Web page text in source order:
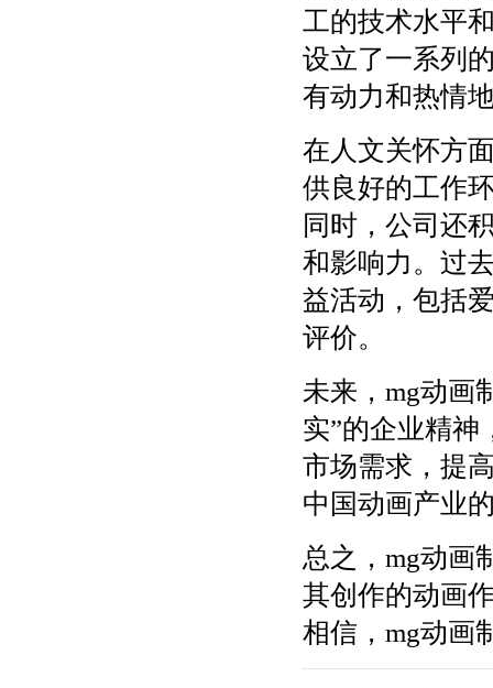
工的技术水平
设立了一系列
有动力和热情
在人文关怀方
供良好的工作
同时，公司还
和影响力。过
益活动，包括
评价。
未来，mg动画
实”的企业精神
市场需求，提
中国动画产业
总之，mg动画
其创作的动画
相信，mg动画